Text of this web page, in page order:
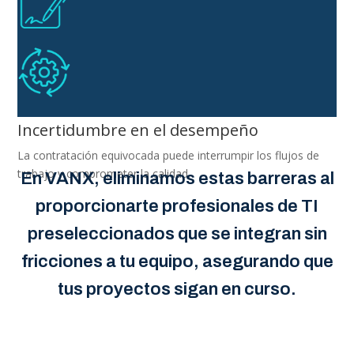
Entrevistar, capacitar e incorporar personal retrasa el inicio de
los proyectos.
Contratos rigidos
Los compromisos a largo plazo aumentan el riesgo en
Incertidumbre en el desempeño
La contratación equivocada puede interrumpir los flujos de
trabajo y comprometer la calidad.
En VANX, eliminamos estas barreras al
proporcionarte profesionales de TI
preseleccionados que se integran sin
fricciones a tu equipo, asegurando que
tus proyectos sigan en curso.